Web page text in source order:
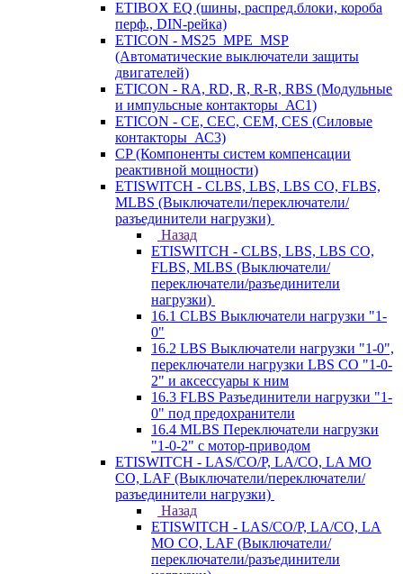
ETIBOX EQ (шины, распред.блоки, короба
перф., DIN-рейка)
ETICON - MS25_MPE_MSP
(Автоматические выключатели защиты
двигателей)
ETICON - RA, RD, R, R-R, RBS (Модульные
и импульсные контакторы_АС1)
ETICON - CE, CEC, CEM, CES (Силовые
контакторы_АС3)
CP (Компоненты систем компенсации
реактивной мощности)
ETISWITCH - CLBS, LBS, LBS CO, FLBS,
MLBS (Выключатели/переключатели/
разъединители нагрузки)
Назад
ETISWITCH - CLBS, LBS, LBS CO,
FLBS, MLBS (Выключатели/
переключатели/разъединители
нагрузки)
16.1 CLBS Выключатели нагрузки "1-
0"
16.2 LBS Выключатели нагрузки "1-0",
переключатели нагрузки LBS CO "1-0-
2" и аксессуары к ним
16.3 FLBS Разъединители нагрузки "1-
0" под предохранители
16.4 MLBS Переключатели нагрузки
"1-0-2" с мотор-приводом
ETISWITCH - LAS/CO/P, LA/CO, LA MO
CO, LAF (Выключатели/переключатели/
разъединители нагрузки)
Назад
ETISWITCH - LAS/CO/P, LA/CO, LA
MO CO, LAF (Выключатели/
переключатели/разъединители